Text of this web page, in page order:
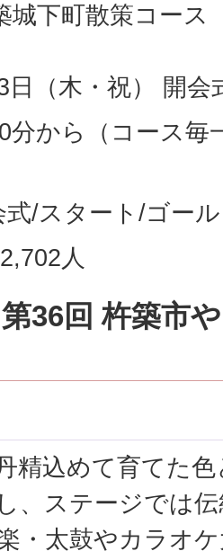
城下町散策コース
日（木・祝） 開
分から（コース毎
式/スタート/ゴー
人
36回 杵築市
精込めて育てた
、ステージでは
・太鼓やカラオ